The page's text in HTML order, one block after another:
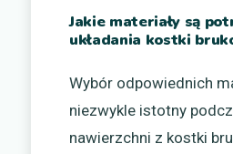
Jakie materiały są
układania kostki
Wybór odpowiednich
niezwykle istotny
nawierzchni z kostki